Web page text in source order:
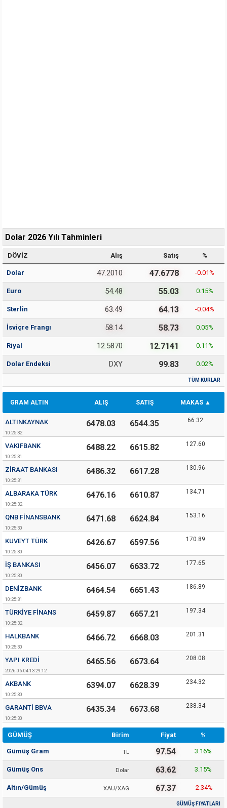
Dolar 2026 Yılı Tahminleri
DÖVİZ Alış Satış %
Dolar 47.2010 47.6778 -0.01 %
Euro 54.48 55.03 0.15%
Sterlin 63.49 64.13 -0.04%
İsviçre Frangı 58.14 58.73 0.05%
Riyal 12.5870 12.7141 0.11 %
Dolar Endeksi DXY 99.83 0.02%
TÜM KURLAR
GRAM ALTIN ALIŞ SATIŞ MAKAS
ALTINKAYNAK
10:25:32
6478.03 6544.35 66.32
VAKIFBANK
10:25:31
6488.22 6615.82 127.60
ZIRAAT BANKASI
10:25:31
6486.32 6617.28 130.96
ALBARAKA TÜRK
10:25:32
6476.16 6610.87 134.71
QNB FINANSBANK
10:25:30
6471.68 6624.84 153.16
KUVEYT TÜRK
10:25:30
6426.67 6597.56 170.89
İŞ BANKASI
10:25:30
6456.07 6633.72 177.65
DENIZBANK
10:25:31
6464.54 6651.43 186.89
TÜRKIYE FINANS
10:25:32
6459.87 6657.21 197.34
HALKBANK
10:25:30
6466.72 6668.03 201.31
YAPI KREDI
2026-06-04 13:29:12
6465.56 6673.64 208.08
AKBANK
10:25:30
6394.07 6628.39 234.32
GARANTI BBVA
10:25:30
6435.34 6673.68 238.34
GÜMÜŞ Birim Fiyat %
Gümüş Gram TL 97.54 3.16%
Gümüş Ons Dolar 63.62 3.15%
Altın/Gümüş XAU/XAG 67.37 -2.34%
GÜMÜŞ FİYATLARI